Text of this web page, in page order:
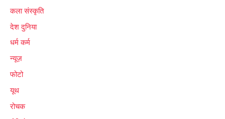
कला संस्कृति
देश दुनिया
धर्म कर्म
न्यूज़
फोटो
यूथ
रोचक